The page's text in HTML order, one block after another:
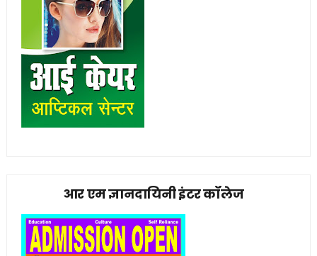
आर एम ज्ञानदायिनी इंटर कॉलेज